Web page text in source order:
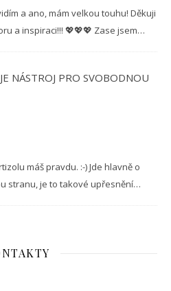
a ano, mám velkou touhu! Děkuji
a inspiraci!!! 💖💖💖 Zase jsem…
NÁSTROJ PRO SVOBODNOU
máš pravdu. :-) Jde hlavně o
stranu, je to takové upřesnění…